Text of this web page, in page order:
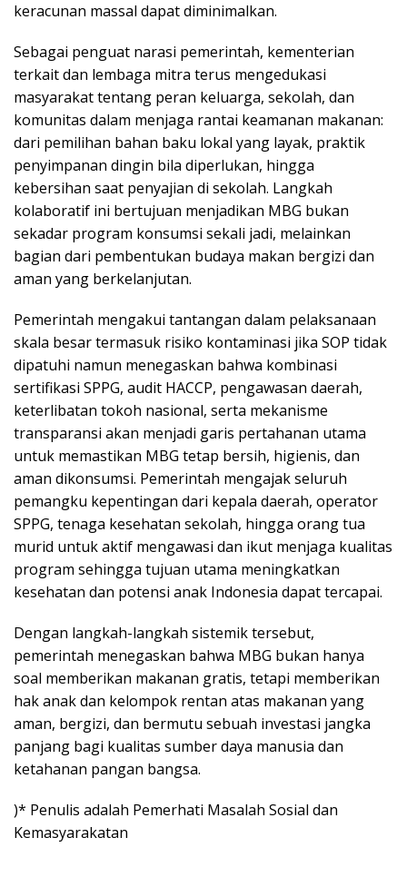
keracunan massal dapat diminimalkan.
Sebagai penguat narasi pemerintah, kementerian
terkait dan lembaga mitra terus mengedukasi
masyarakat tentang peran keluarga, sekolah, dan
komunitas dalam menjaga rantai keamanan makanan:
dari pemilihan bahan baku lokal yang layak, praktik
penyimpanan dingin bila diperlukan, hingga
kebersihan saat penyajian di sekolah. Langkah
kolaboratif ini bertujuan menjadikan MBG bukan
sekadar program konsumsi sekali jadi, melainkan
bagian dari pembentukan budaya makan bergizi dan
aman yang berkelanjutan.
Pemerintah mengakui tantangan dalam pelaksanaan
skala besar termasuk risiko kontaminasi jika SOP tidak
dipatuhi namun menegaskan bahwa kombinasi
sertifikasi SPPG, audit HACCP, pengawasan daerah,
keterlibatan tokoh nasional, serta mekanisme
transparansi akan menjadi garis pertahanan utama
untuk memastikan MBG tetap bersih, higienis, dan
aman dikonsumsi. Pemerintah mengajak seluruh
pemangku kepentingan dari kepala daerah, operator
SPPG, tenaga kesehatan sekolah, hingga orang tua
murid untuk aktif mengawasi dan ikut menjaga kualitas
program sehingga tujuan utama meningkatkan
kesehatan dan potensi anak Indonesia dapat tercapai.
Dengan langkah-langkah sistemik tersebut,
pemerintah menegaskan bahwa MBG bukan hanya
soal memberikan makanan gratis, tetapi memberikan
hak anak dan kelompok rentan atas makanan yang
aman, bergizi, dan bermutu sebuah investasi jangka
panjang bagi kualitas sumber daya manusia dan
ketahanan pangan bangsa.
)* Penulis adalah Pemerhati Masalah Sosial dan
Kemasyarakatan